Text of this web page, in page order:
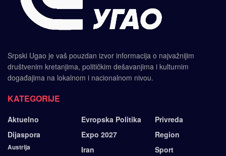
Srpski Ugao je vaš pouzdan izvor informacija o najvažnijim
društvenim kretanjima, političkim dešavanjima i kulturnim
događajima na lokalnom i nacionalnom nivou.
KATEGORIJE
Aktuelno
Dijaspora
Austrija
Evropska Politika
Expo 2027
Iran
Privreda
Region
Sport